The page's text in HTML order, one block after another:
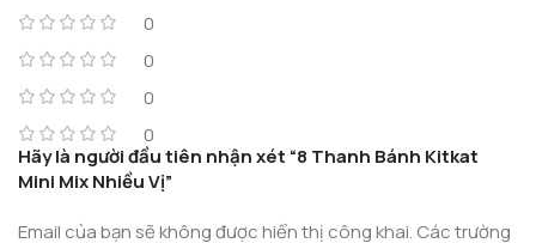
0
0
0
0
Hãy là người đầu tiên nhận xét “8 Thanh Bánh Kitkat
Mini Mix Nhiều Vị”
Email của bạn sẽ không được hiển thị công khai. Các trường